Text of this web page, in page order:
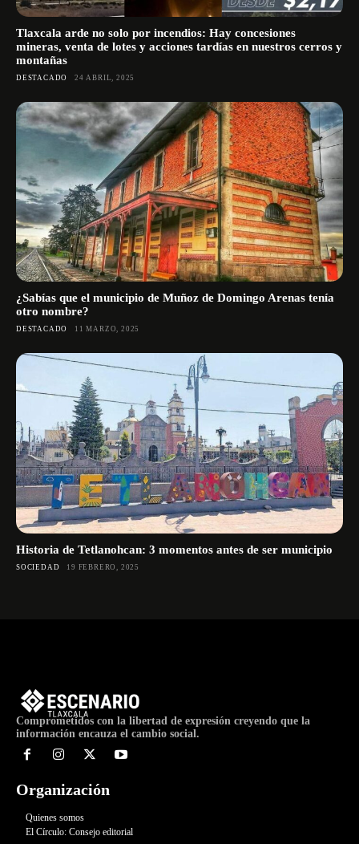
Tlaxcala arde no solo por incendios: Hay concesiones
mineras, venta de lotes y acciones tardías en nuestros cerros y
montañas
DESTACADO 24 ABRIL, 2025
¿Sabías que el municipio de Muñoz de Domingo Arenas tenía
otro nombre?
DESTACADO 11 MARZO, 2025
Historia de Tetlanohcan: 3 momentos antes de ser municipio
SOCIEDAD 19 FEBRERO, 2025
Comprometidos con la libertad de expresión creyendo que la
información encauza el cambio social.
Organización
Quienes somos
El Círculo: Consejo editorial